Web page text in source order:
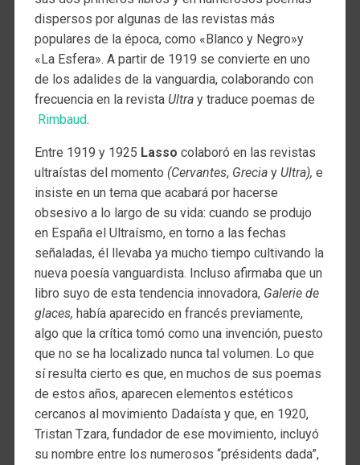
dispersos por algunas de las revistas más
populares de la época, como «Blanco y Negro»y
«La Esfera». A partir de 1919 se convierte en uno
de los adalides de la vanguardia, colaborando con
frecuencia en la revista Ultray traduce poemas de
Rimbaud.
Entre 1919 y 1925 Lasso colaboró en las revistas
ultraístas del momento (Cervantes, Grecia y Ultra), e
insiste en un tema que acabará por hacerse
obsesivo a lo largo de su vida: cuando se produjo
en España el Ultraísmo, en torno a las fechas
señaladas, él llevaba ya mucho tiempo cultivando la
nueva poesía vanguardista. Incluso afirmaba que un
libro suyo de esta tendencia innovadora, Galerie de
glaces, había aparecido en francés previamente,
algo que la crítica tomó como una invención, puesto
que no se ha localizado nunca tal volumen. Lo que
sí resulta cierto es que, en muchos de sus poemas
de estos años, aparecen elementos estéticos
cercanos al movimiento Dadaísta y que, en 1920,
Tristan Tzara, fundador de ese movimiento, incluyó
su nombre entre los numerosos “présidents dada”,